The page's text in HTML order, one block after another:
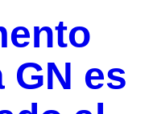
GN es